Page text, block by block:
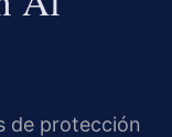
de protección